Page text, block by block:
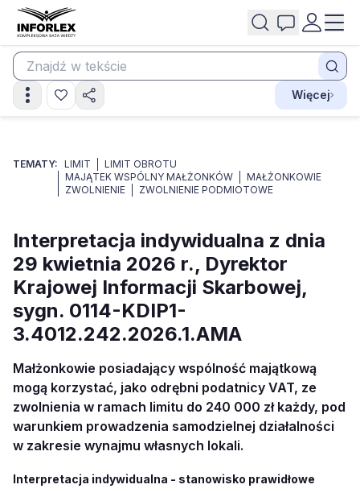
Więcej
TEMATY: LIMIT
LIMIT OBROTU
MAJĄTEK WSPÓLNY MAŁŻONKÓW
MAŁŻONKOWIE
ZWOLNIENIE
ZWOLNIENIE PODMIOTOWE
Interpretacja indywidualna z dnia
29 kwietnia 2026 r., Dyrektor
Krajowej Informacji Skarbowej,
sygn. 0114-KDIP1-
3.4012.242.2026.1.AMA
Małżonkowie posiadający wspólność majątkową
mogą korzystać, jako odrębni podatnicy VAT, ze
zwolnienia w ramach limitu do 240 000 zł każdy, pod
warunkiem prowadzenia samodzielnej działalności
w zakresie wynajmu własnych lokali.
Interpretacja indywidualna - stanowisko prawidłowe